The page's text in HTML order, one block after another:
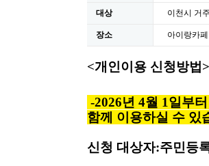
대상 이천시 거
장소 아이랑카
<개인이용 신청방법 >
-2026년 4월 1일부
함께 이용하실 수 있
신청 대상자:주민등